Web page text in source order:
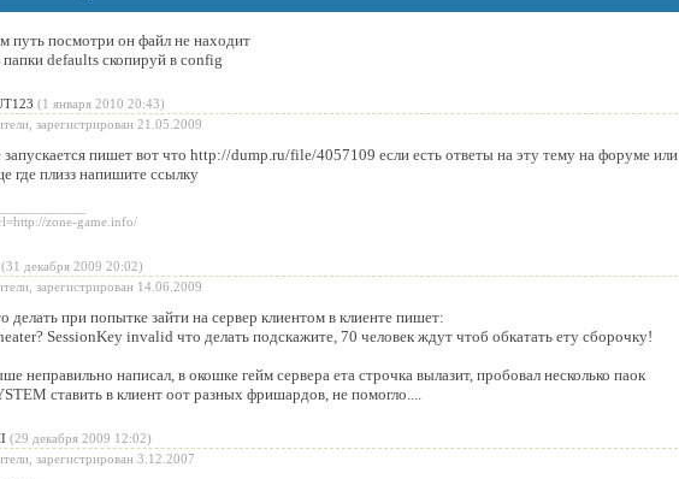
путь посмотри он файл не находит
папки defaults скопируй в config
(1 января 2010 20:43)
зарегистрирован 21.05.2009
запускается пишет вот что http://dump.ru/file/4057109 если есть ответы на эту тему на форуме или
где плизз напишите ссылку
zone-game.info/
(31 декабря 2009 20:02)
зарегистрирован 14.06.2009
делать при попытке зайти на сервер клиентом в клиенте пишет:
SessionKey invalid что делать подскажите, 70 человек ждут чтоб обкатать ету сборочку!
неправильно написал, в окошке гейм сервера ета строчка вылазит, пробовал несколько паок
ставить в клиент оот разных фришардов, не помогло....
(29 декабря 2009 12:02)
зарегистрирован 3.12.2007